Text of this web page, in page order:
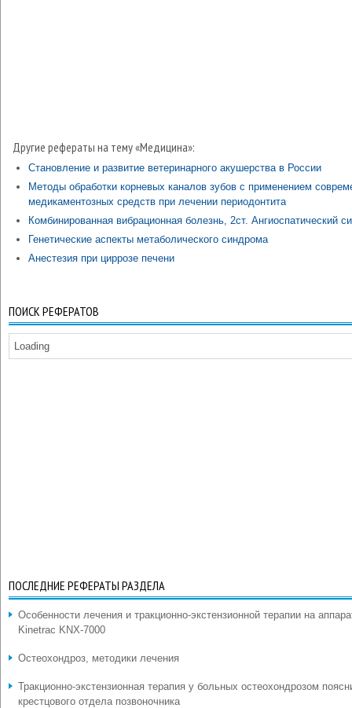
Другие рефераты на тему «Медицина»:
Становление и развитие ветеринарного акушерства в России
Методы обработки корневых каналов зубов с применением
медикаментозных средств при лечении периодонтита
Комбинированная вибрационная болезнь, 2ст. Ангиоспатический
Генетические аспекты метаболического синдрома
Анестезия при циррозе печени
ПОИСК РЕФЕРАТОВ
Loading
ПОСЛЕДНИЕ РЕФЕРАТЫ РАЗДЕЛА
Особенности лечения и тракционно-экстензионной терапии на
Kinetrac KNX-7000
Остеохондроз, методики лечения
Тракционно-экстензионная терапия у больных остеохондрозом
крестцового отдела позвоночника